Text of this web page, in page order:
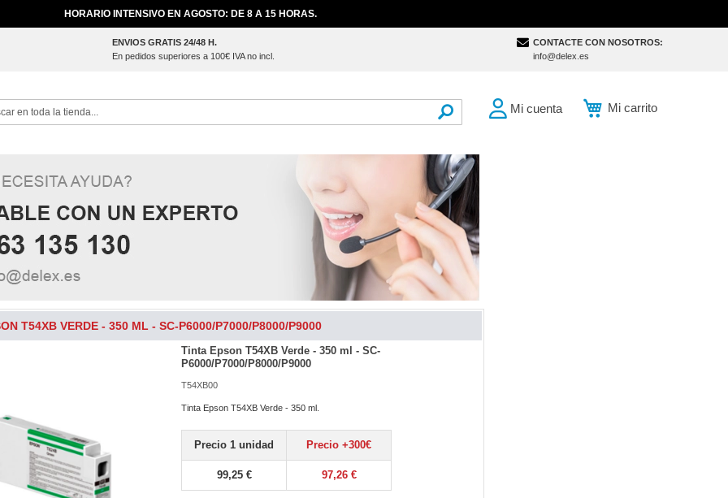
HORARIO INTENSIVO EN AGOSTO: DE 8 A 15 HORAS.
ENVIOS GRATIS 24/48 H.
En pedidos superiores a 100€ IVA no incl.
CONTACTE CON NOSOTROS:
info@delex.es
Mi carrito
Mi cuenta
T54XB VERDE - 350 ML - SC-P6000/P7000/P8000/P9000
Tinta Epson T54XB Verde - 350 ml - SC-
P6000/P7000/P8000/P9000
T54XB00
Tinta Epson T54XB Verde - 350 ml.
Precio 1 unidad Precio +300€
99,25 € 97,26 €